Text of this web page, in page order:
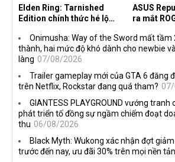
Elden Ring: Tarnished
Edition chính thức hé lộ
ASUS
ra mắt
Onimusha: Way of the Sword mất tầm
thành, hai mức độ khó dành cho newbie
làng 07/08/2026
Trailer gameplay mới của GTA 6 đăng
trên Netflix, Rockstar đang quá tham?
GIANTESS PLAYGROUND vướng tranh
phát triển tố đồng sự ngầm chiếm đoạt
thu 06/08/2026
Black Myth: Wukong xác nhận đợt
trước đến nay, ưu đãi 30% trên mọi nền